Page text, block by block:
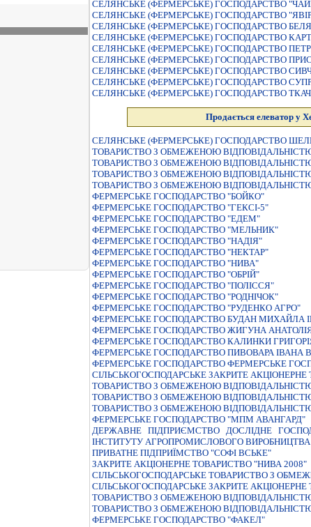
СЕЛЯНСЬКЕ (ФЕРМЕРСЬКЕ) ГОСПОДАРСТВО
СЕЛЯНСЬКЕ (ФЕРМЕРСЬКЕ) ГОСПОДАРСТВО
СЕЛЯНСЬКЕ (ФЕРМЕРСЬКЕ) ГОСПОДАРСТВО
СЕЛЯНСЬКЕ (ФЕРМЕРСЬКЕ) ГОСПОДАРСТВО
СЕЛЯНСЬКЕ (ФЕРМЕРСЬКЕ) ГОСПОДАРСТВО
СЕЛЯНСЬКЕ (ФЕРМЕРСЬКЕ) ГОСПОДАРСТВО
СЕЛЯНСЬКЕ (ФЕРМЕРСЬКЕ) ГОСПОДАРСТВО
СЕЛЯНСЬКЕ (ФЕРМЕРСЬКЕ) ГОСПОДАРСТВО
СЕЛЯНСЬКЕ (ФЕРМЕРСЬКЕ) ГОСПОДАРСТВО
Продається елеватор у
СЕЛЯНСЬКЕ (ФЕРМЕРСЬКЕ) ГОСПОДАРСТВО
ТОВАРИСТВО З ОБМЕЖЕНОЮ ВIДПОВIДАЛЬНIСТЮ
ТОВАРИСТВО З ОБМЕЖЕНОЮ
ТОВАРИСТВО З ОБМЕЖЕНОЮ
ТОВАРИСТВО З ОБМЕЖЕНОЮ
ФЕРМЕРСЬКЕ ГОСПОДАРСТВО "БОЙКО"
ФЕРМЕРСЬКЕ ГОСПОДАРСТВО "ГЕКСІ-5"
ФЕРМЕРСЬКЕ ГОСПОДАРСТВО "ЕДЕМ"
ФЕРМЕРСЬКЕ ГОСПОДАРСТВО "МЕЛЬНИК"
ФЕРМЕРСЬКЕ ГОСПОДАРСТВО "НАДІЯ"
ФЕРМЕРСЬКЕ ГОСПОДАРСТВО "НЕКТАР"
ФЕРМЕРСЬКЕ ГОСПОДАРСТВО "НИВА"
ФЕРМЕРСЬКЕ ГОСПОДАРСТВО "ОБРIЙ"
ФЕРМЕРСЬКЕ ГОСПОДАРСТВО "ПОЛIССЯ"
ФЕРМЕРСЬКЕ ГОСПОДАРСТВО "РОДНІЧОК"
ФЕРМЕРСЬКЕ ГОСПОДАРСТВО "РУДЕНКО АГРО"
ФЕРМЕРСЬКЕ ГОСПОДАРСТВО БУДАН МИХАЙЛА
ФЕРМЕРСЬКЕ ГОСПОДАРСТВО ЖИГУНА
ФЕРМЕРСЬКЕ ГОСПОДАРСТВО КАЛИНКИ
ФЕРМЕРСЬКЕ ГОСПОДАРСТВО ПИВОВАРА ІВАНА
ФЕРМЕРСЬКЕ ГОСПОДАРСТВО ФЕРМЕРСЬКЕ
СІЛЬСЬКОГОСПОДАРСЬКЕ ЗАКРИТЕ
ТОВАРИСТВО З ОБМЕЖЕНОЮ
ТОВАРИСТВО З ОБМЕЖЕНОЮ
ТОВАРИСТВО З ОБМЕЖЕНОЮ
ФЕРМЕРСЬКЕ ГОСПОДАРСТВО "МПМ АВАНГАРД"
ДЕРЖАВНЕ ПІДПРИЄМСТВО ДОСЛІДНЕ
ІНСТИТУТУ АГРОПРОМИСЛОВОГО
ПРИВАТНЕ ПIДПРИЇМСТВО "СОФI ВСЬКЕ"
ЗАКРИТЕ АКЦIОНЕРНЕ ТОВАРИСТВО "НИВА 2008"
СІЛЬСЬКОГОСПОДАРСЬКЕ ТОВАРИСТВО З
СIЛЬСЬКОГОСПОДАРСЬКЕ ЗАКРИТЕ
ТОВАРИСТВО З ОБМЕЖЕНОЮ
ТОВАРИСТВО З ОБМЕЖЕНОЮ
ФЕРМЕРСЬКЕ ГОСПОДАРСТВО "ФАКЕЛ"